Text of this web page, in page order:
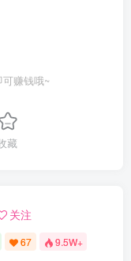
赚钱哦~
藏
关注
67 9.5W+